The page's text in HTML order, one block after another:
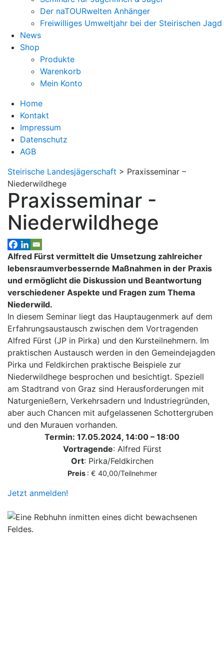
Der naTOURwelten Anhänger
Freiwilliges Umweltjahr bei der Steirischen Jagd
News
Shop
Produkte
Warenkorb
Mein Konto
Home
Kontakt
Impressum
Datenschutz
AGB
Steirische Landesjägerschaft > Praxisseminar –
Niederwildhege
Praxisseminar -
Niederwildhege
Alfred Fürst vermittelt die Umsetzung zahlreicher
lebensraumverbessernde Maßnahmen in der Praxis
und ermöglicht die Diskussion und Beantwortung
verschiedener Aspekte und Fragen zum Thema
Niederwild.
In diesem Seminar liegt das Hauptaugenmerk auf dem
Erfahrungsaustausch zwischen dem Vortragenden
Alfred Fürst (JP in Pirka) und den Kursteilnehmern. Im
praktischen Austausch werden in den Gemeindejagden
Pirka und Feldkirchen praktische Beispiele zur
Niederwildhege besprochen und besichtigt. Speziell
am Stadtrand von Graz sind Herausforderungen mit
Naturgenießern, Verkehrsadern und Industriegründen,
aber auch Chancen mit aufgelassenen Schottergruben
und den Murauen vorhanden.
Termin: 17.05.2024, 14:00 – 18:00
Vortragende: Alfred Fürst
Ort: Pirka/Feldkirchen
Preis : € 40,00/Teilnehmer
Jetzt anmelden!